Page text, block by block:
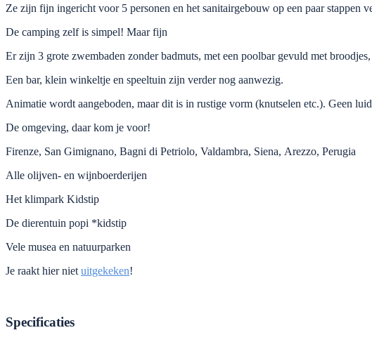
Ze zijn fijn ingericht voor 5 personen en het sanitairgebouw op een paar stappen
De camping zelf is simpel! Maar fijn
Er zijn 3 grote zwembaden zonder badmuts, met een poolbar gevuld met
Een bar, klein winkeltje en speeltuin zijn verder nog aanwezig.
Animatie wordt aangeboden, maar dit is in rustige vorm (knutselen etc.). Geen
De omgeving, daar kom je voor!
Firenze, San Gimignano, Bagni di Petriolo, Valdambra, Siena, Arezzo, Perugia
Alle olijven- en wijnboerderijen
Het klimpark Kidstip
De dierentuin popi *kidstip
Vele musea en natuurparken
Je raakt hier niet uitgekeken!
Specificaties